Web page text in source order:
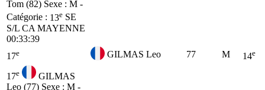
Tom (82) Sexe : M -
Catégorie : 13e SE
S/L CA MAYENNE
00:33:39
17e GILMAS Leo 77 M 14e
17e
GILMAS
Leo (77) Sexe : M -